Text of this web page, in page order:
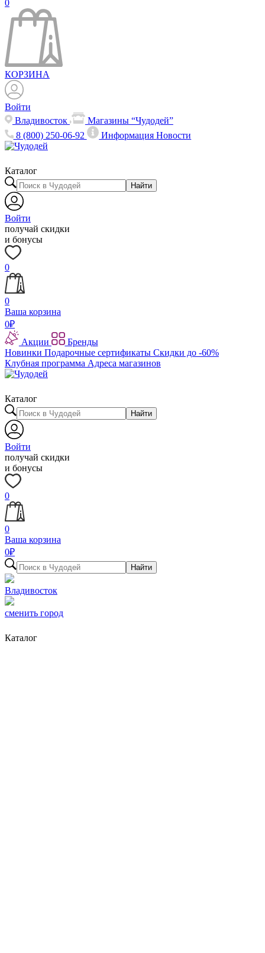
0
КОРЗИНА
Войти
Владивосток
Магазины “Чудодей”
8 (800) 250-06-92
ИнформацияНовости
Каталог
Найти
Войти
получай скидки
и бонусы
0
0
Ваша корзина
0₽
Акции
Бренды
Новинки Подарочные сертификаты Скидки до -60%
Клубная программа Адреса магазинов
Каталог
Найти
Войти
получай скидки
и бонусы
0
0
Ваша корзина
0₽
Найти
Владивосток
сменить город
Каталог